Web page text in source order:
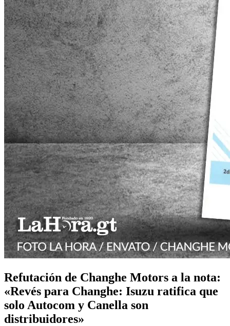
Refutación de Changhe Motors a la nota:
«Revés para Changhe: Isuzu ratifica que
solo Autocom y Canella son
distribuidores»